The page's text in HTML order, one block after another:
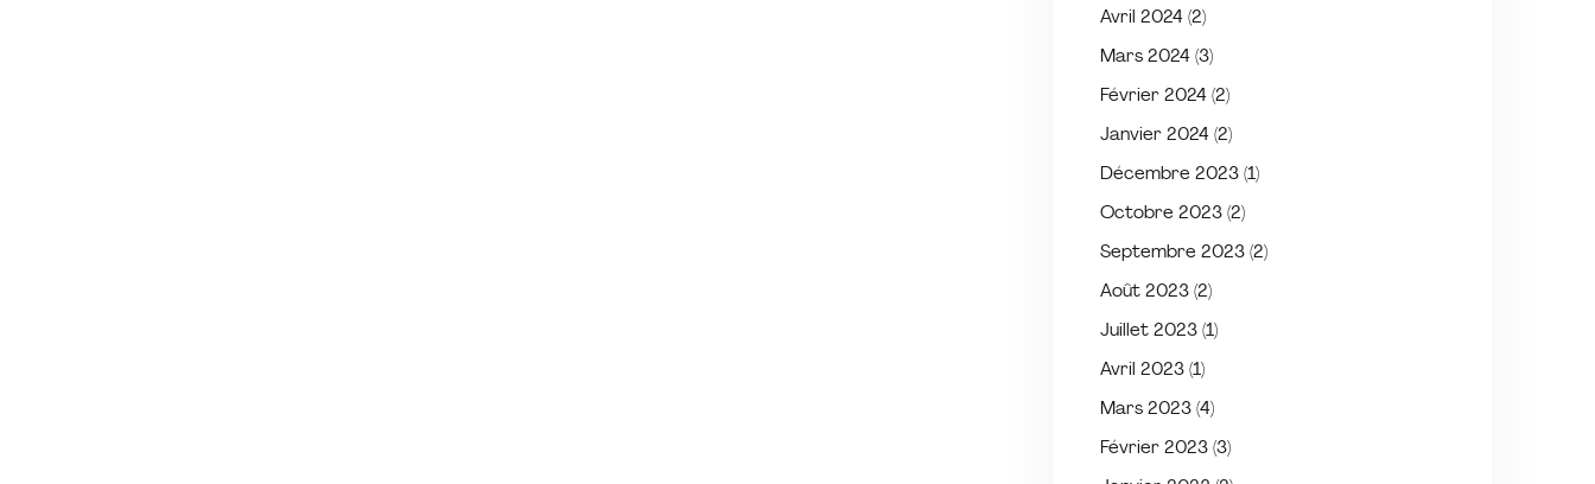
Avril 2024 (2)
Mars 2024 (3)
Février 2024 (2)
Janvier 2024 (2)
Décembre 2023 (1)
Octobre 2023 (2)
Septembre 2023 (2)
Août 2023 (2)
Juillet 2023 (1)
Avril 2023 (1)
Mars 2023 (4)
Février 2023 (3)